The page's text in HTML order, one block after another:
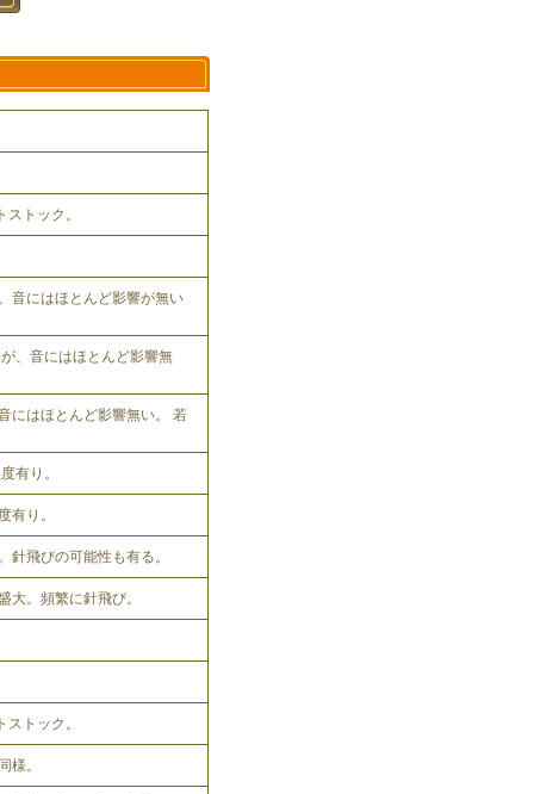
トック。
音にはほとんど影響が無い
、音にはほとんど影響無
にはほとんど影響無い。 若
有り。
有り。
針飛びの可能性も有る。
大。頻繁に針飛び。
トック。
様。